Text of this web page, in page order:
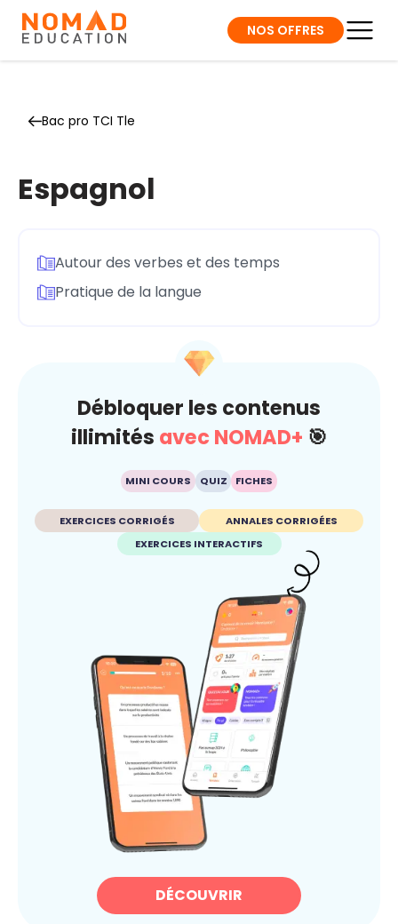
NOS OFFRES
Bac pro TCI Tle
Espagnol
Autour des verbes et des temps
Pratique de la langue
Débloquer les contenus
illimités avec NOMAD+ 🎯
MINI COURS QUIZ FICHES
EXERCICES CORRIGÉS
ANNALES CORRIGÉES
EXERCICES INTERACTIFS
DÉCOUVRIR